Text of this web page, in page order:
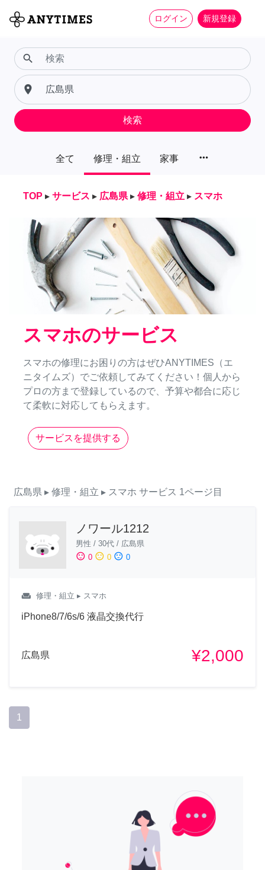
ログイン 新規登録
全て 修理・組立 家事 more_horiz
search
place
検索
TOP ▸ サービス ▸ 広島県 ▸ 修理・組立 ▸ スマホ
スマホのサービス
スマホの修理にお困りの方はぜひANYTIMES（エ
ニタイムズ）でご依頼してみてください！個人から
プロの方まで登録しているので、予算や都合に応じ
て柔軟に対応してもらえます。
サービスを提供する
広島県 ▸ 修理・組立 ▸ スマホ サービス 1ページ目
ノワール1212
男性 / 30代 / 広島県
sentiment_satisfied 0 sentiment_neutral 0 sentiment_dissatisfied 0
weekend 修理・組立 ▸ スマホ
iPhone8/7/6s/6 液晶交換代行
広島県 ¥2,000
1